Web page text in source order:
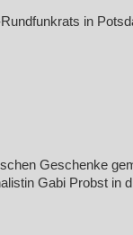
in
Geschenke
Gabi Probst in